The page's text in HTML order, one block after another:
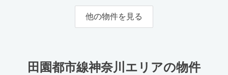
他の物件を見る
田園都市線神奈川エリアの物件